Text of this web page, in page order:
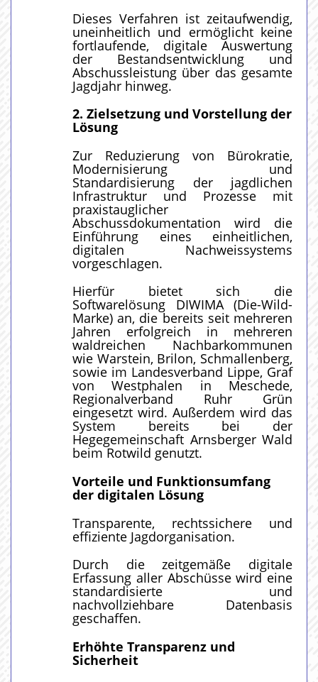
Dieses Verfahren ist zeitaufwendig,
uneinheitlich und ermöglicht keine
fortlaufende, digitale Auswertung
der Bestandsentwicklung und
Abschussleistung über das gesamte
Jagdjahr hinweg.
2. Zielsetzung und Vorstellung der
Lösung
Zur Reduzierung von Bürokratie,
Modernisierung und
Standardisierung der jagdlichen
Infrastruktur und Prozesse mit
praxistauglicher
Abschussdokumentation wird die
Einführung eines einheitlichen,
digitalen Nachweissystems
vorgeschlagen.
Hierfür bietet sich die
Softwarelösung DIWIMA (Die-Wild-
Marke) an, die bereits seit mehreren
Jahren erfolgreich in mehreren
waldreichen Nachbarkommunen
wie Warstein, Brilon, Schmallenberg,
sowie im Landesverband Lippe, Graf
von Westphalen in Meschede,
Regionalverband Ruhr Grün
eingesetzt wird. Außerdem wird das
System bereits bei der
Hegegemeinschaft Arnsberger Wald
beim Rotwild genutzt.
Vorteile und Funktionsumfang
der digitalen Lösung
Transparente, rechtssichere und
effiziente Jagdorganisation.
Durch die zeitgemäße digitale
Erfassung aller Abschüsse wird eine
standardisierte und
nachvollziehbare Datenbasis
geschaffen.
Erhöhte Transparenz und
Sicherheit